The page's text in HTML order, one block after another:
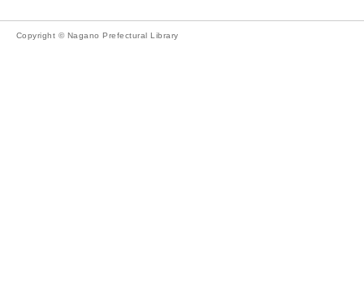
Copyright © Nagano Prefectural Library